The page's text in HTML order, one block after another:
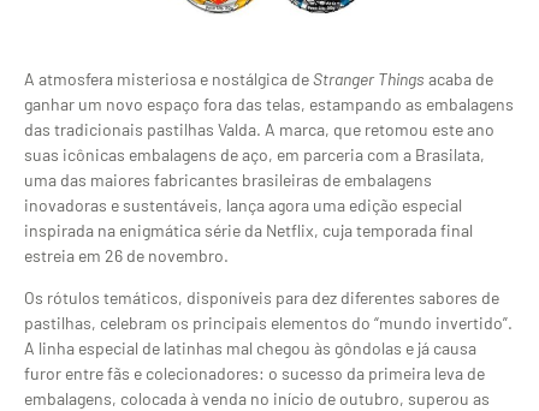
A atmosfera misteriosa e nostálgica deStranger Things acaba de
ganhar um novo espaço fora das telas, estampando as embalagens
das tradicionais pastilhas Valda. A marca, que retomou este ano
suas icônicas embalagens de aço, em parceria com a Brasilata,
uma das maiores fabricantes brasileiras de embalagens
inovadoras e sustentáveis, lança agora uma edição especial
inspirada na enigmática série da Netflix, cuja temporada final
estreia em 26 de novembro.
Os rótulos temáticos, disponíveis para dez diferentes sabores de
pastilhas, celebram os principais elementos do “mundo invertido”.
A linha especial de latinhas mal chegou às gôndolas e já causa
furor entre fãs e colecionadores: o sucesso da primeira leva de
embalagens, colocada à venda no início de outubro, superou as